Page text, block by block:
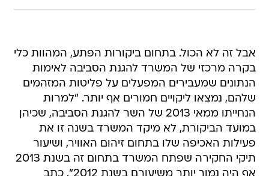
אבל זה לא הכול. בתחום ביקורות הפתע, המהוות כלי
בקרה מרכזי של המשרד להגנת הסביבה לאימות
הנתונים שמעבירים המפעלים על פליטות המזהמים
שלהם, נמצאו ליקויים חמורים אף יותר. "למרות
הנחייתו ממאי 2013 של השר להגנת הסביבה, שכיהן
במועד הביקורת, לא מיקד המשרד בשנה זו את
פעילות האכיפה שלו בתחום זיהום האוויר, ושיעור
תיקי החקירה שפתח המשרד בתחום זה בשנת 2013